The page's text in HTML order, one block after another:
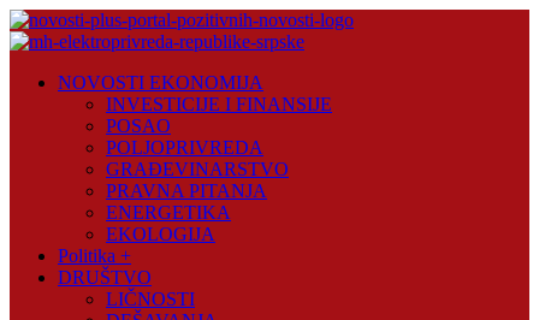
Skip
to
Plus
NOVOSTI EKONOMIJA
INVESTICIJE I FINANSIJE
POSAO
POLJOPRIVREDA
GRAĐEVINARSTVO
PRAVNA PITANJA
ENERGETIKA
EKOLOGIJA
Politika +
DRUŠTVO
LIČNOSTI